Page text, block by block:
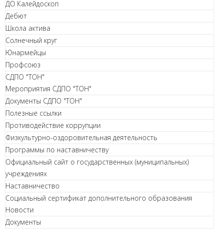
ДО Калейдоскоп
Дебют
Школа актива
Солнечный круг
Юнармейцы
Профсоюз
СДПО "ТОН"
Мероприятия СДПО "ТОН"
Документы СДПО "ТОН"
Полезные ссылки
Противодействие коррупции
Физкультурно-оздоровительная деятельность
Программы по наставничеству
Официальный сайт о государственных (муниципальных)
учреждениях
Наставничество
Социальный сертификат дополнительного образования
Новости
Документы